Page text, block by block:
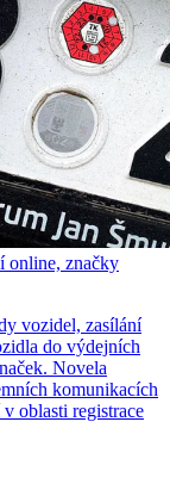
online, značky
vozidel, zasílání
do výdejních
Novela
komunikacích
oblasti registrace